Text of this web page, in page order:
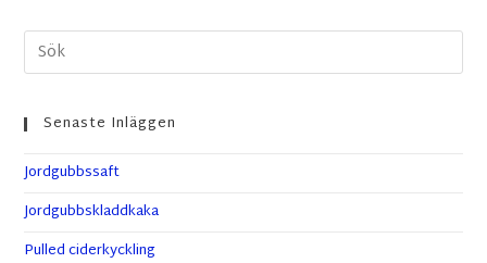
Senaste Inläggen
Jordgubbssaft
Jordgubbskladdkaka
Pulled ciderkyckling